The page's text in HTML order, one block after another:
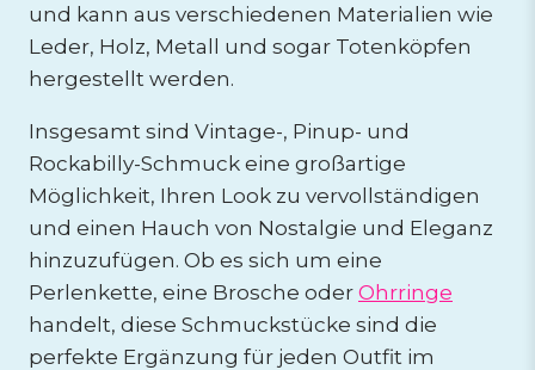
und kann aus verschiedenen Materialien wie
Leder, Holz, Metall und sogar Totenköpfen
hergestellt werden.
Insgesamt sind Vintage-, Pinup- und
Rockabilly-Schmuck eine großartige
Möglichkeit, Ihren Look zu vervollständigen
und einen Hauch von Nostalgie und Eleganz
hinzuzufügen. Ob es sich um eine
Perlenkette, eine Brosche oder Ohrringe
handelt, diese Schmuckstücke sind die
perfekte Ergänzung für jeden Outfit im